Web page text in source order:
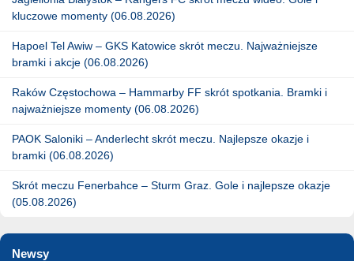
kluczowe momenty (06.08.2026)
Hapoel Tel Awiw – GKS Katowice skrót meczu. Najważniejsze
bramki i akcje (06.08.2026)
Raków Częstochowa – Hammarby FF skrót spotkania. Bramki i
najważniejsze momenty (06.08.2026)
PAOK Saloniki – Anderlecht skrót meczu. Najlepsze okazje i
bramki (06.08.2026)
Skrót meczu Fenerbahce – Sturm Graz. Gole i najlepsze okazje
(05.08.2026)
Newsy